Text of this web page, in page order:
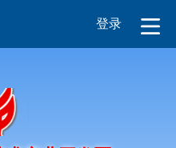
登录